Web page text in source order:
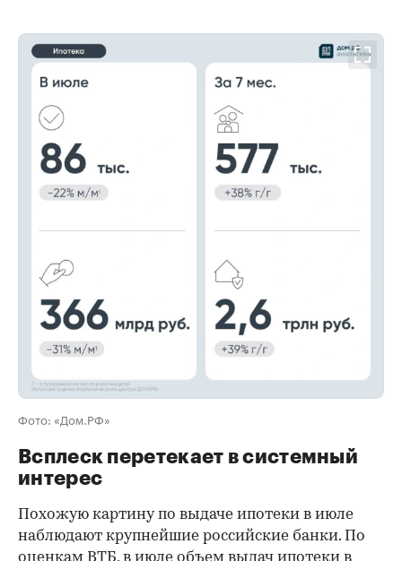
Фото: «Дом.РФ»
Всплеск перетекает в системный
интерес
Похожую картину по выдаче ипотеки в июле
наблюдают крупнейшие российские банки. По